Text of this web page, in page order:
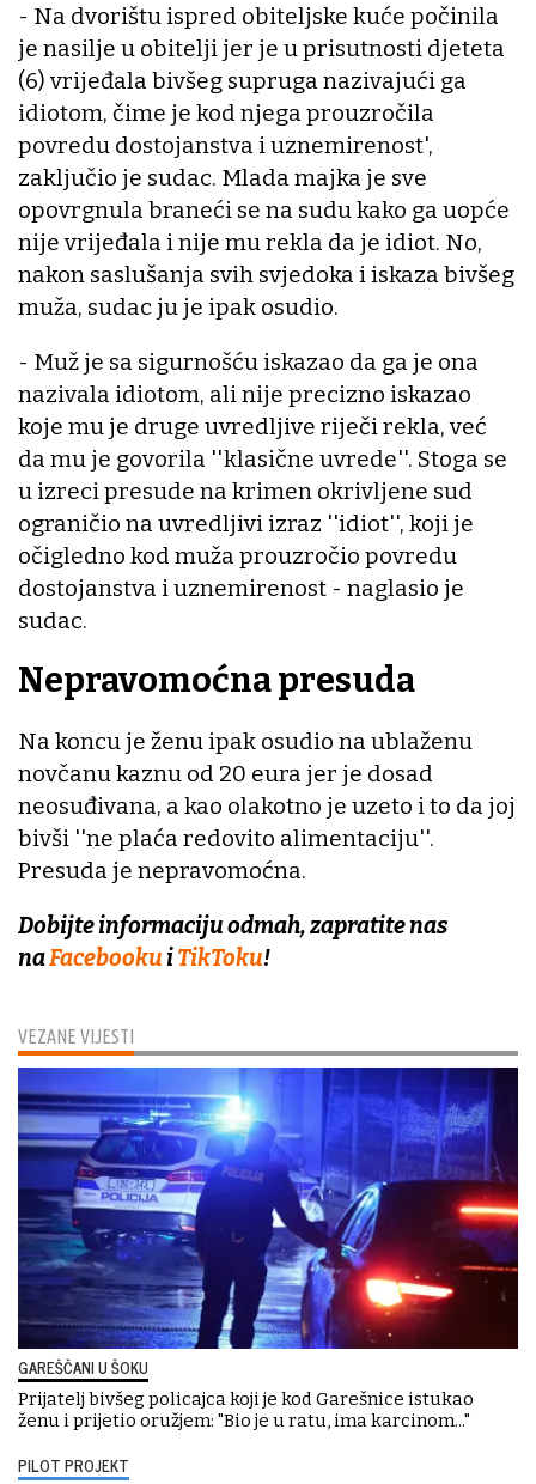
VEZANE VIJESTI
GAREŠČANI U ŠOKU
Prijatelj bivšeg policajca koji je kod Garešnice istukao
ženu i prijetio oružjem: "Bio je u ratu, ima karcinom..."
PILOT PROJEKT
- Na dvorištu ispred obiteljske kuće počinila
je nasilje u obitelji jer je u prisutnosti djeteta
(6) vrijeđala bivšeg supruga nazivajući ga
idiotom, čime je kod njega prouzročila
povredu dostojanstva i uznemirenost',
zaključio je sudac. Mlada majka je sve
opovrgnula braneći se na sudu kako ga uopće
nije vrijeđala i nije mu rekla da je idiot. No,
nakon saslušanja svih svjedoka i iskaza bivšeg
muža, sudac ju je ipak osudio.
- Muž je sa sigurnošću iskazao da ga je ona
nazivala idiotom, ali nije precizno iskazao
koje mu je druge uvredljive riječi rekla, već
da mu je govorila ''klasične uvrede''. Stoga se
u izreci presude na krimen okrivljene sud
ograničio na uvredljivi izraz ''idiot'', koji je
očigledno kod muža prouzročio povredu
dostojanstva i uznemirenost - naglasio je
sudac.
Nepravomoćna presuda
Na koncu je ženu ipak osudio na ublaženu
novčanu kaznu od 20 eura jer je dosad
neosuđivana, a kao olakotno je uzeto i to da joj
bivši ''ne plaća redovito alimentaciju''.
Presuda je nepravomoćna.
Dobijte informaciju odmah, zapratite nas
naFacebookuiTikToku!